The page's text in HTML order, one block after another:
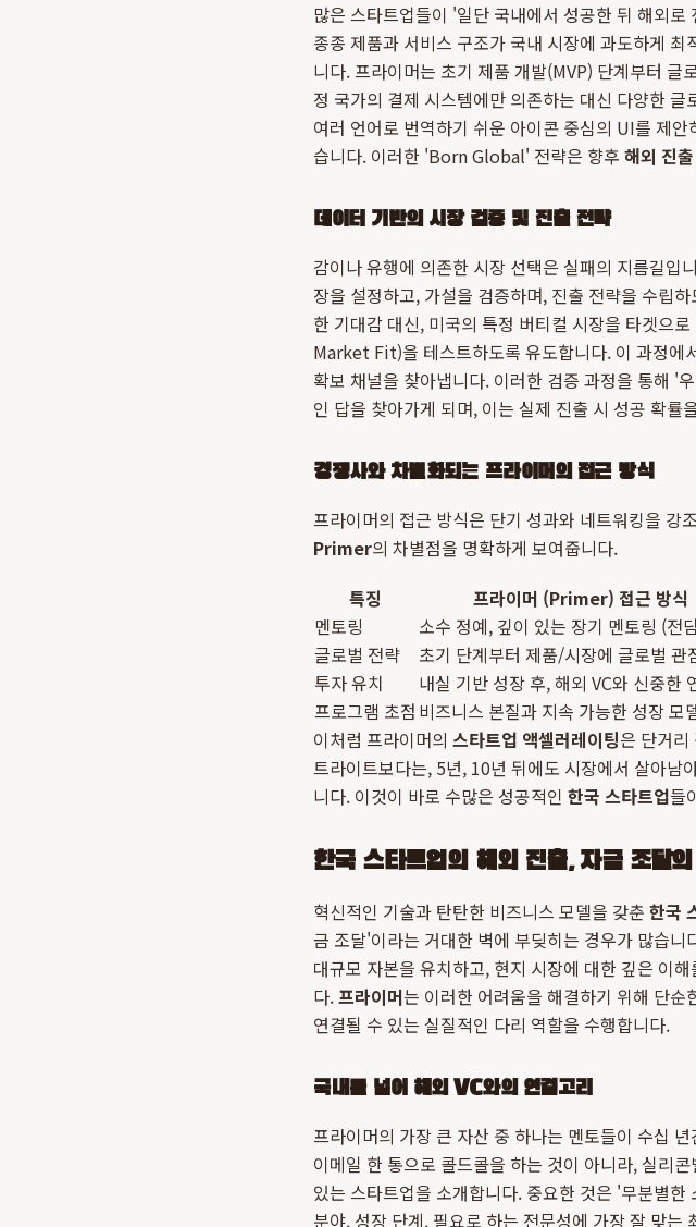
많은 스타트업들이 '일단 국내에서 성공한 뒤 해외
종종 제품과 서비스 구조가 국내 시장에 과도하게
니다. 프라이머는 초기 제품 개발(MVP) 단계부터
정 국가의 결제 시스템에만 의존하는 대신 다양한
여러 언어로 번역하기 쉬운 아이콘 중심의 UI를 제
습니다. 이러한 'Born Global' 전략은 향후 해외 진출
데이터 기반의 시장 검증 및 진출 전략
감이나 유행에 의존한 시장 선택은 실패의 지름길입
장을 설정하고, 가설을 검증하며, 진출 전략을 수립
한 기대감 대신, 미국의 특정 버티컬 시장을 타겟으
Market Fit)을 테스트하도록 유도합니다. 이 과정에
확보 채널을 찾아냅니다. 이러한 검증 과정을 통해 '
인 답을 찾아가게 되며, 이는 실제 진출 시 성공 확률
경쟁사와 차별화되는 프라이머의 접근 방식
프라이머의 접근 방식은 단기 성과와 네트워킹을 강
Primer의 차별점을 명확하게 보여줍니다.
특징
프라이머 (Primer) 접근 방식
멘토링
소수 정예, 깊이 있는 장기 멘토링 (전
글로벌 전략
초기 단계부터 제품/시장에 글로벌 관
투자 유치
내실 기반 성장 후, 해외 VC와 신중한
프로그램 초점 비즈니스 본질과 지속 가능한 성장 모
이처럼 프라이머의 스타트업 액셀러레이팅은 단거
트라이트보다는, 5년, 10년 뒤에도 시장에서 살아남
니다. 이것이 바로 수많은 성공적인 한국 스타트업들
한국 스타트업의 해외 진출, 자금 조달의
혁신적인 기술과 탄탄한 비즈니스 모델을 갖춘 한국
금 조달'이라는 거대한 벽에 부딪히는 경우가 많습
대규모 자본을 유치하고, 현지 시장에 대한 깊은 이
다.프라이머는 이러한 어려움을 해결하기 위해 단
연결될 수 있는 실질적인 다리 역할을 수행합니다.
국내를 넘어 해외 VC와의 연결고리
프라이머의 가장 큰 자산 중 하나는 멘토들이 수십
이메일 한 통으로 콜드콜을 하는 것이 아니라, 실리
있는 스타트업을 소개합니다. 중요한 것은 '무분별
분야, 성장 단계, 필요로 하는 전문성에 가장 잘 맞